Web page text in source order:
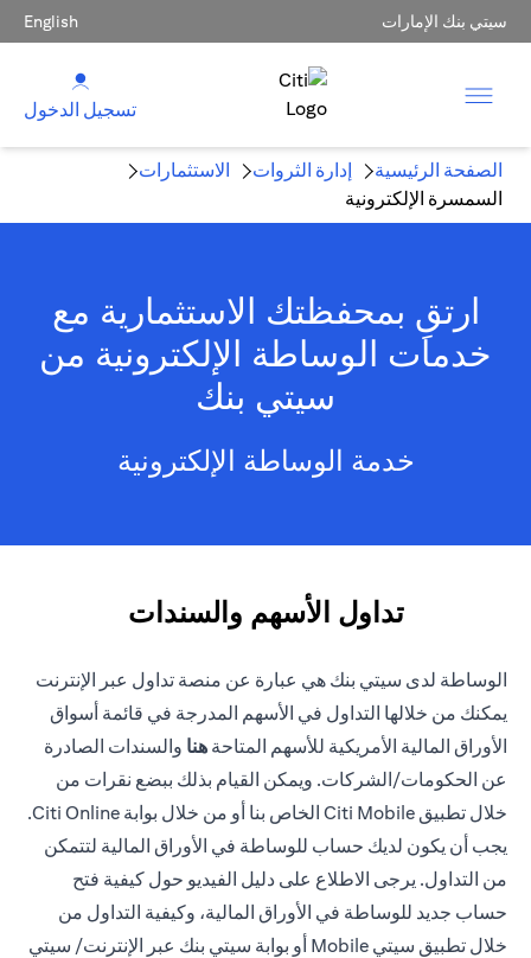
سيتي بنك الإمارات English
تسجيل الدخول
الصفحة الرئيسية إدارة الثروات
الاستثمارات
السمسرة الإلكترونية
ارتقِ بمحفظتك الاستثمارية مع
خدمات الوساطة الإلكترونية من
سيتي بنك
خدمة الوساطة الإلكترونية
تداول الأسهم والسندات
الوساطة لدى سيتي بنك هي عبارة عن منصة تداول عبر الإنترنت
يمكنك من خلالها التداول في الأسهم المدرجة في قائمة أسواق
الأوراق المالية الأمريكية للأسهم المتاحة هنا opens in a new tab
والسندات الصادرة
عن الحكومات/الشركات. ويمكن القيام بذلك ببضع نقرات من
خلال تطبيق Citi Mobile الخاص بنا أو من خلال بوابة Citi Online.
يجب أن يكون لديك حساب للوساطة في الأوراق المالية لتتمكن
من التداول. يرجى الاطلاع على دليل الفيديو حول كيفية فتح
حساب جديد للوساطة في الأوراق المالية، وكيفية التداول من
خلال تطبيق سيتي Mobile أو بوابة سيتي بنك عبر الإنترنت/ سيتي